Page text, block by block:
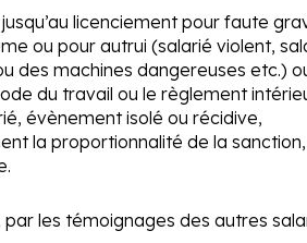
licenciement pour faute
ou pour autrui (salarié violent,
des machines dangereuses etc.)
du travail ou le règlement
évènement isolé ou récidive,
la proportionnalité de la
les témoignages des autres